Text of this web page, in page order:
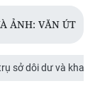
ẢNH: VĂN ÚT
sở dôi dư và khai